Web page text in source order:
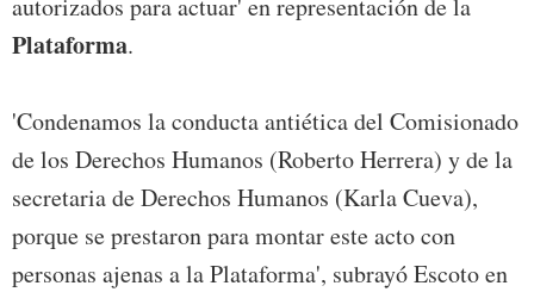
autorizados para actuar' en representación de la
Plataforma.
'Condenamos la conducta antiética del Comisionado
de los Derechos Humanos (Roberto Herrera) y de la
secretaria de Derechos Humanos (Karla Cueva),
porque se prestaron para montar este acto con
personas ajenas a la Plataforma', subrayó Escoto en